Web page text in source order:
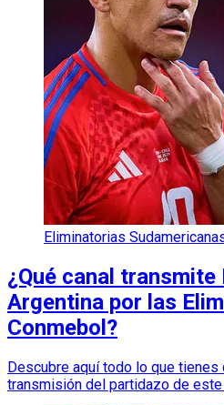
Eliminatorias
¿Qué canal transmite
Argentina por las
Conmebol?
Descubre aquí todo lo que tienes
transmisión del partidazo de